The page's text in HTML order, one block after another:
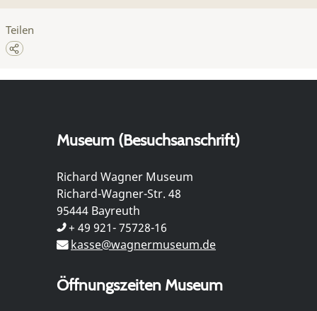
Teilen
Museum (Besuchsanschrift)
Richard Wagner Museum
Richard-Wagner-Str. 48
95444 Bayreuth
+ 49 921- 75728-16
kasse@wagnermuseum.de
Öffnungszeiten Museum